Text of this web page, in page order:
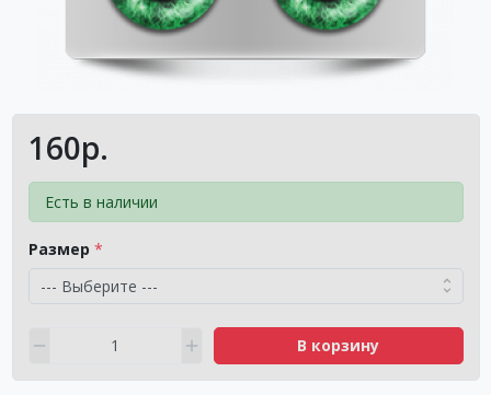
160р.
Есть в наличии
Размер
В корзину